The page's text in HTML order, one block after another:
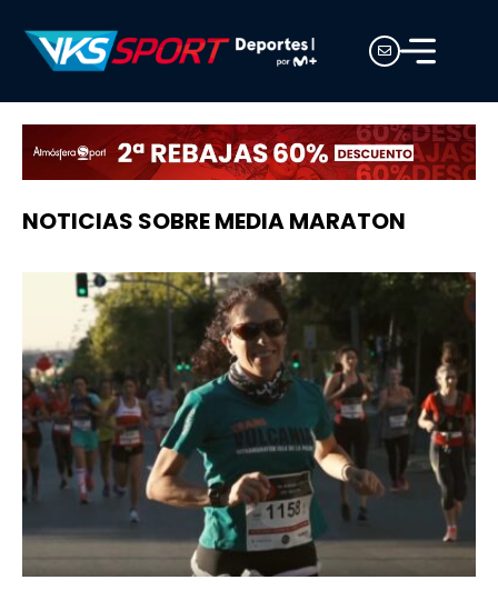
NOTICIAS SOBRE MEDIA MARATON